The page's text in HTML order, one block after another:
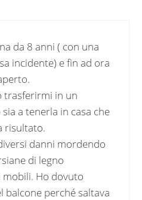
da 8 anni ( con una
incidente) e fin ad ora
trasferirmi in un
a tenerla in casa che
risultato.
danni mordendo
di legno
Ho dovuto
balcone perché saltava